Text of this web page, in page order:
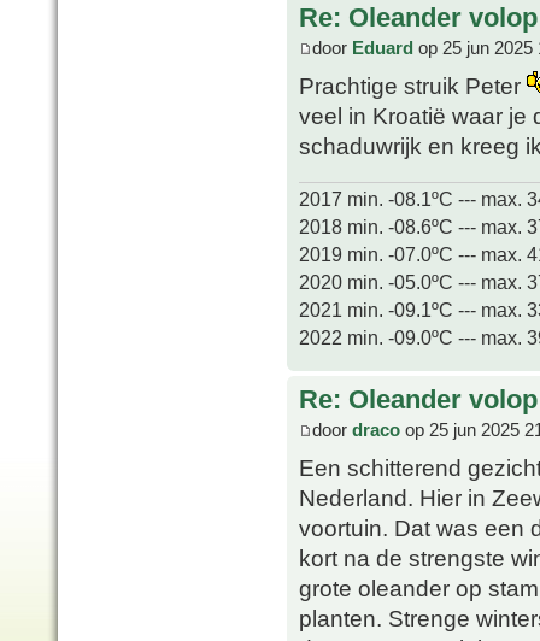
Re: Oleander
door Eduard op 25 jun 2025
Prachtige struik Peter
veel in Kroatië waar je
schaduwrijk en kreeg
2017 min. -08.1ºC --- max.
2018 min. -08.6ºC --- max.
2019 min. -07.0ºC --- max.
2020 min. -05.0ºC --- max.
2021 min. -09.1ºC --- max.
2022 min. -09.0ºC --- max.
Re: Oleander
door draco op 25 jun 2025
Een schitterend
Nederland. Hier in
voortuin. Dat was een
kort na de strengste
grote oleander op
planten. Strenge